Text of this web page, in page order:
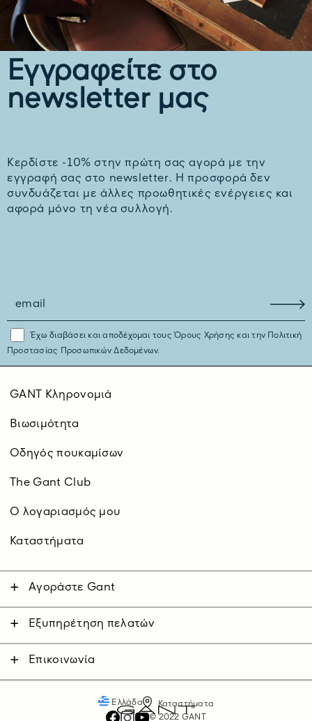
Εγγραφείτε στο
newsletter μας
Kερδίστε -10% στην πρώτη σας αγορά με την
εγγραφή σας στο newsletter. H προσφορά δεν
συνδυάζεται με άλλες προωθητικές ενέργειες και
αφορά μόνο τη νέα συλλογή.
Έχω διαβάσει και αποδέχομαι τουςΌρους Χρήσης και τηνΠολιτική
Προστασίας Προσωπικών Δεδομένων.
GANT Κληρονομιά
Βιωσιμότητα
Οδηγός πουκαμίσων
The Gant Club
O λογαριασμός μου
Καταστήματα
Αγοράστε Gant
Γυναίκα
Παιδικά
Εξυπηρέτηση πελατών
Αποστολές
Επιστροφές
Επικοινωνία
Ελλάδα
Καταστήματα
© 2022 GANT